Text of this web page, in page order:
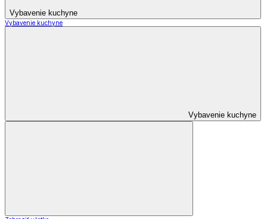
Vybavenie kuchyne
Vybavenie kuchyne
Vybavenie kuchyne